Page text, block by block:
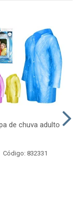
de chuva adulto
Código: 832331